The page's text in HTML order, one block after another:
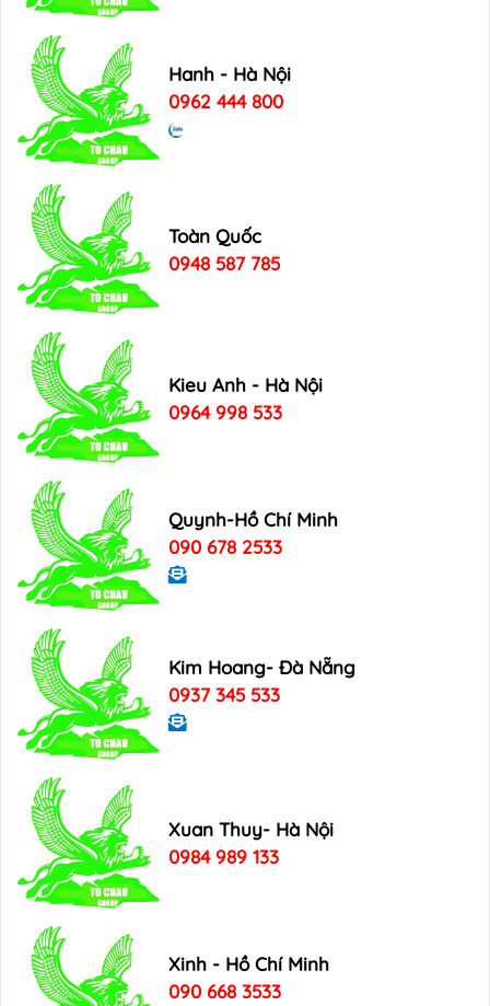
Hanh - Hà Nội
0962 444 800
Toàn Quốc
0948 587 785
Kieu Anh - Hà Nội
0964 998 533
Quynh-Hồ Chí Minh
090 678 2533
Kim Hoang- Đà Nẵng
0937 345 533
Xuan Thuy- Hà Nội
0984 989 133
Xinh - Hồ Chí Minh
090 668 3533